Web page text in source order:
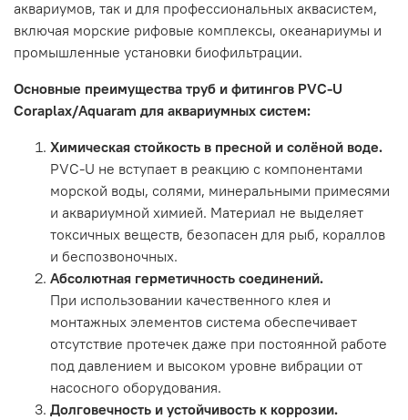
аквариумов, так и для профессиональных аквасистем,
включая морские рифовые комплексы, океанариумы и
промышленные установки биофильтрации.
Основные преимущества труб и фитингов PVC-U
Coraplax/Aquaram для аквариумных систем:
Химическая стойкость в пресной и солёной воде.
PVC-U не вступает в реакцию с компонентами
морской воды, солями, минеральными примесями
и аквариумной химией. Материал не выделяет
токсичных веществ, безопасен для рыб, кораллов
и беспозвоночных.
Абсолютная герметичность соединений.
При использовании качественного клея и
монтажных элементов система обеспечивает
отсутствие протечек даже при постоянной работе
под давлением и высоком уровне вибрации от
насосного оборудования.
Долговечность и устойчивость к коррозии.